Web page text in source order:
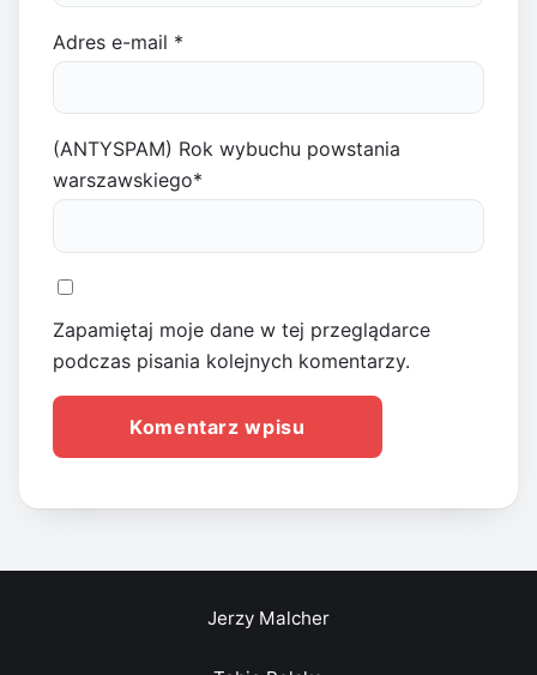
Adres e-mail *
(ANTYSPAM) Rok wybuchu powstania
warszawskiego*
Zapamiętaj moje dane w tej przeglądarce
podczas pisania kolejnych komentarzy.
Jerzy Malcher